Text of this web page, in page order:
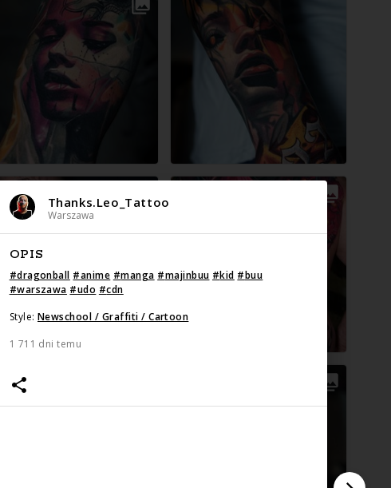
Thanks.Leo_Tattoo
Warszawa
OPIS
#dragonball #anime #manga #majinbuu #kid #buu
#warszawa #udo #cdn
Style: Newschool / Graffiti / Cartoon
1 711 dni temu